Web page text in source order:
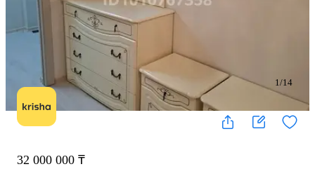
1/14
32 000 000 ₸